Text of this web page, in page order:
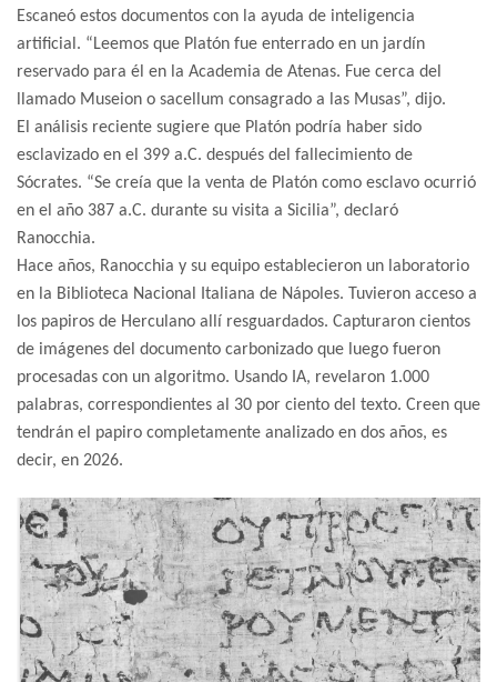
Escaneó estos documentos con la ayuda de inteligencia
artificial. “Leemos que Platón fue enterrado en un jardín
reservado para él en la Academia de Atenas. Fue cerca del
llamado Museion o sacellum consagrado a las Musas”, dijo.
El análisis reciente sugiere que Platón podría haber sido
esclavizado en el 399 a.C. después del fallecimiento de
Sócrates. “Se creía que la venta de Platón como esclavo ocurrió
en el año 387 a.C. durante su visita a Sicilia”, declaró
Ranocchia.
Hace años, Ranocchia y su equipo establecieron un laboratorio
en la Biblioteca Nacional Italiana de Nápoles. Tuvieron acceso a
los papiros de Herculano allí resguardados. Capturaron cientos
de imágenes del documento carbonizado que luego fueron
procesadas con un algoritmo. Usando IA, revelaron 1.000
palabras, correspondientes al 30 por ciento del texto. Creen que
tendrán el papiro completamente analizado en dos años, es
decir, en 2026.